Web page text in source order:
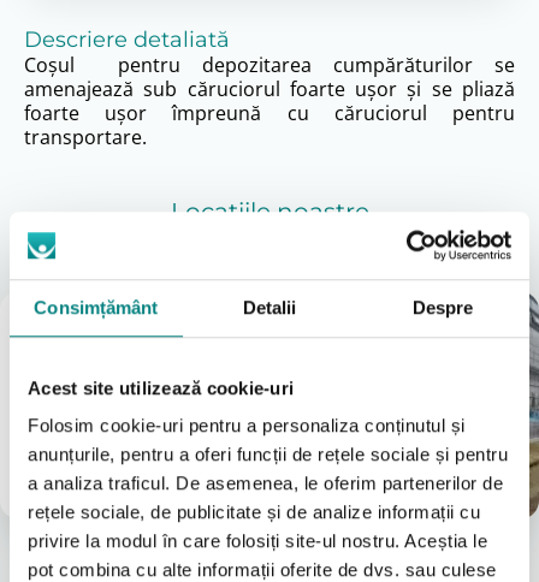
Consimțământ Detalii Despre
Acest site utilizează cookie-uri
Folosim cookie-uri pentru a personaliza conținutul și
anunțurile, pentru a oferi funcții de rețele sociale și pentru
a analiza traficul. De asemenea, le oferim partenerilor de
rețele sociale, de publicitate și de analize informații cu
privire la modul în care folosiți site-ul nostru. Aceștia le
pot combina cu alte informații oferite de dvs. sau culese
Descriere detaliată
Coșul pentru depozitarea cumpărăturilor se
amenajează sub căruciorul foarte ușor și se pliază
foarte ușor împreună cu căruciorul pentru
transportare.
Locațiile noastre
(Vezi Google reviews)
Bulevardul Iuliu Maniu 7-11
031 8288200
0755631235
info@adapt.ro